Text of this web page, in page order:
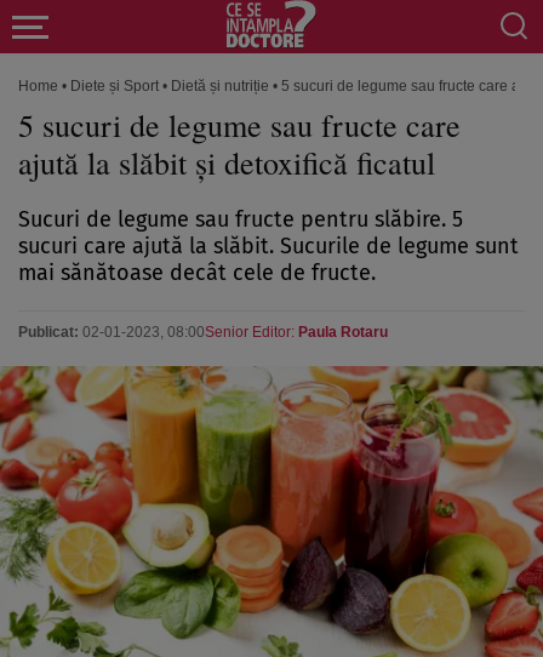
Home • Diete și Sport • Dietă și nutriție • 5 sucuri de legume sau fructe care
5 sucuri de legume sau fructe care
ajută la slăbit și detoxifică ficatul
Sucuri de legume sau fructe pentru slăbire. 5
sucuri care ajută la slăbit. Sucurile de legume sunt
mai sănătoase decât cele de fructe.
Publicat: 02-01-2023, 08:00Senior Editor: Paula Rotaru